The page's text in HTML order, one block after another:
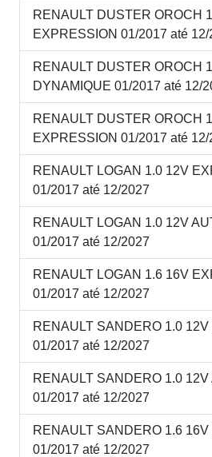
RENAULT DUSTER OROCH
EXPRESSION 01/2017 até 12/
RENAULT DUSTER OROCH
DYNAMIQUE 01/2017 até 12/
RENAULT DUSTER OROCH
EXPRESSION 01/2017 até 12/
RENAULT LOGAN 1.0 12V
01/2017 até 12/2027
RENAULT LOGAN 1.0 12V
01/2017 até 12/2027
RENAULT LOGAN 1.6 16V
01/2017 até 12/2027
RENAULT SANDERO 1.0
01/2017 até 12/2027
RENAULT SANDERO 1.0
01/2017 até 12/2027
RENAULT SANDERO 1.6
01/2017 até 12/2027